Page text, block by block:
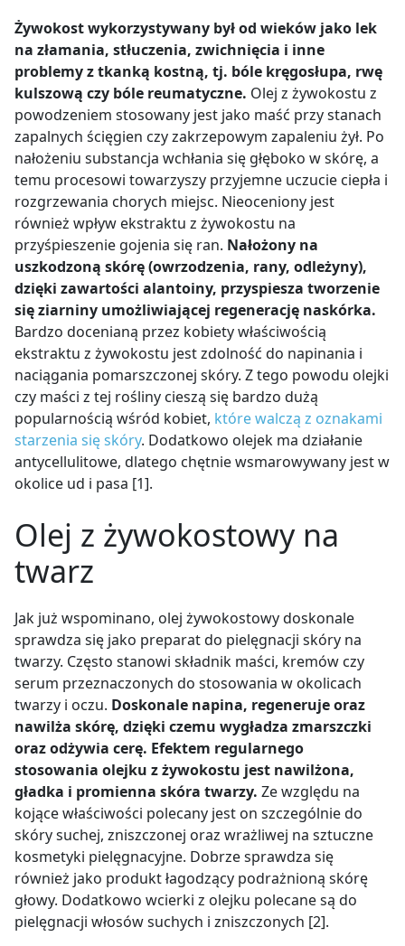
Żywokost wykorzystywany był od wieków jako lek
na złamania, stłuczenia, zwichnięcia i inne
problemy z tkanką kostną, tj. bóle kręgosłupa, rwę
kulszową czy bóle reumatyczne. Olej z żywokostu z
powodzeniem stosowany jest jako maść przy stanach
zapalnych ścięgien czy zakrzepowym zapaleniu żył. Po
nałożeniu substancja wchłania się głęboko w skórę, a
temu procesowi towarzyszy przyjemne uczucie ciepła i
rozgrzewania chorych miejsc. Nieoceniony jest
również wpływ ekstraktu z żywokostu na
przyśpieszenie gojenia się ran. Nałożony na
uszkodzoną skórę (owrzodzenia, rany, odleżyny),
dzięki zawartości alantoiny, przyspiesza tworzenie
się ziarniny umożliwiającej regenerację naskórka.
Bardzo docenianą przez kobiety właściwością
ekstraktu z żywokostu jest zdolność do napinania i
naciągania pomarszczonej skóry. Z tego powodu olejki
czy maści z tej rośliny cieszą się bardzo dużą
popularnością wśród kobiet, które walczą z oznakami
starzenia się skóry. Dodatkowo olejek ma działanie
antycellulitowe, dlatego chętnie wsmarowywany jest w
okolice ud i pasa [1].
Olej z żywokostowy na
twarz
Jak już wspominano, olej żywokostowy doskonale
sprawdza się jako preparat do pielęgnacji skóry na
twarzy. Często stanowi składnik maści, kremów czy
serum przeznaczonych do stosowania w okolicach
twarzy i oczu. Doskonale napina, regeneruje oraz
nawilża skórę, dzięki czemu wygładza zmarszczki
oraz odżywia cerę. Efektem regularnego
stosowania olejku z żywokostu jest nawilżona,
gładka i promienna skóra twarzy. Ze względu na
kojące właściwości polecany jest on szczególnie do
skóry suchej, zniszczonej oraz wrażliwej na sztuczne
kosmetyki pielęgnacyjne. Dobrze sprawdza się
również jako produkt łagodzący podrażnioną skórę
głowy. Dodatkowo wcierki z olejku polecane są do
pielęgnacji włosów suchych i zniszczonych [2].